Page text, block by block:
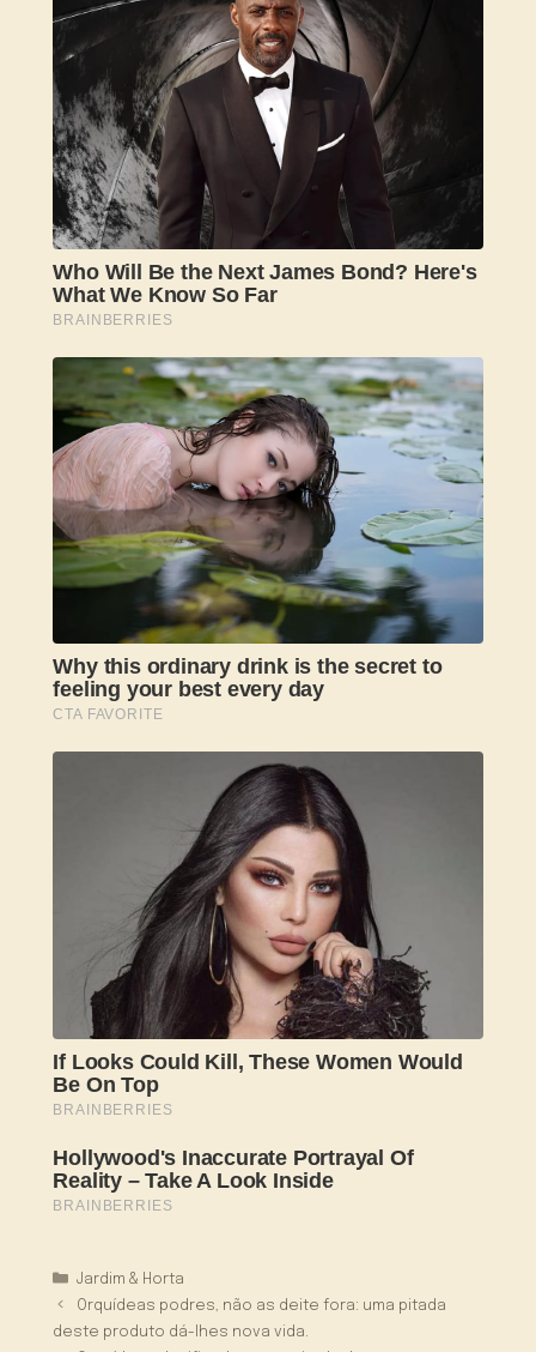
Categorias
Jardim & Horta
Orquídeas podres, não as deite fora: uma pitada
deste produto dá-lhes nova vida.